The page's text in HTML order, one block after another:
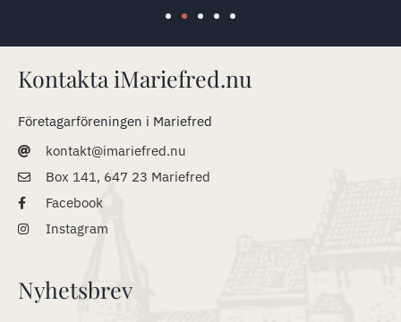
Kontakta iMariefred.nu
Företagarföreningen i Mariefred
kontakt@imariefred.nu
Box 141, 647 23 Mariefred
Facebook
Instagram
Nyhetsbrev